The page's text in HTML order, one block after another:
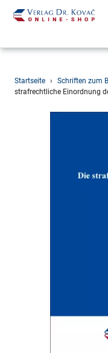
Direkt
zum
Startseite › Schriften zum
strafrechtliche Einordnung